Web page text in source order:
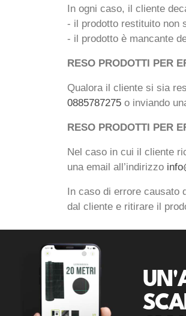
In ogni caso, il cliente
- il prodotto restituito non
- il prodotto è mancante
RESO PRODOTTI PER
Qualora il cliente si sia
0885787275 o inviando
RESO PRODOTTI PER
Nel caso in cui il cliente
una email all’indirizzo
In caso di errore causato
dal cliente e ritirare il